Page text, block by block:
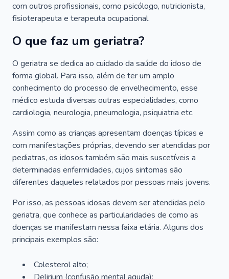
com outros profissionais, como psicólogo, nutricionista,
fisioterapeuta e terapeuta ocupacional.
O que faz um geriatra?
O geriatra se dedica ao cuidado da saúde do idoso de
forma global. Para isso, além de ter um amplo
conhecimento do processo de envelhecimento, esse
médico estuda diversas outras especialidades, como
cardiologia, neurologia, pneumologia, psiquiatria etc.
Assim como as crianças apresentam doenças típicas e
com manifestações próprias, devendo ser atendidas por
pediatras, os idosos também são mais suscetíveis a
determinadas enfermidades, cujos sintomas são
diferentes daqueles relatados por pessoas mais jovens.
Por isso, as pessoas idosas devem ser atendidas pelo
geriatra, que conhece as particularidades de como as
doenças se manifestam nessa faixa etária. Alguns dos
principais exemplos são:
Colesterol alto;